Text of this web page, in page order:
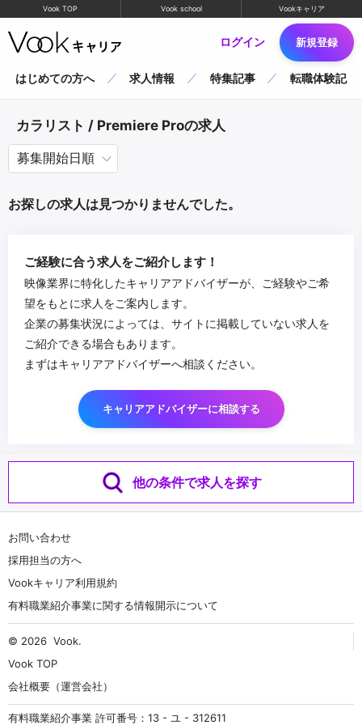
Vook TOP Vook school Vookキャリア
ログイン 新規登録
はじめての方へ 求人情報 特集記事 転職体験記
カラリスト / Premiere Proの求人
お探しの求人は見つかりませんでした。
ご経験に合う求人をご紹介します！
映像業界に特化したキャリアアドバイザーが、ご経験やご希
望をもとに求人をご案内します。
企業の募集状況によっては、サイトに掲載していない求人を
ご紹介できる場合もあります。
まずはキャリアアドバイザーへ相談ください。
キャリアアドバイザーに相談する
他の条件で求人を探す
お問い合わせ
採用担当の方へ
Vookキャリア利用規約
有料職業紹介事業に関する情報開示について
© 2026 Vook.
Vook TOP
会社概要（運営会社）
有料職業紹介事業 許可番号：13 - ユ - 312611